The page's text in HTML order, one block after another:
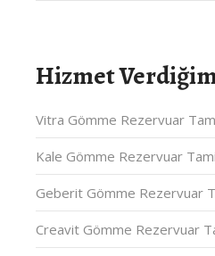
Hizmet
Vitra Gömme Rezervuar
Kale Gömme Rezervuar
Geberit Gömme Rezervuar
Creavit Gömme Rezervuar